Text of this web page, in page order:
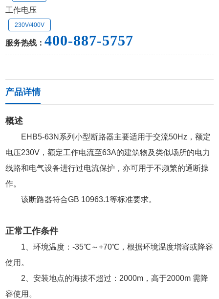
工作电压
230V/400V
服务热线：400-887-5757
产品详情
概述
EHB5-63N系列小型断路器主要适用于交流50Hz，额定
电压230V，额定工作电流至63A的建筑物及类似场所的电力
线路和电气设备进行过电流保护，亦可用于不频繁的通断操
作。
该断路器符合GB 10963.1等标准要求。
正常工作条件
1、环境温度：-35℃～+70℃，根据环境温度增容或降容
使用。
2、安装地点的海拔不超过：2000m，高于2000m 需降
容使用。